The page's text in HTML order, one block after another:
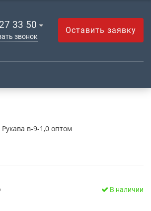
33 50
звонок
Оставить заявку
Рукава в-9-1,0 оптом
В наличии